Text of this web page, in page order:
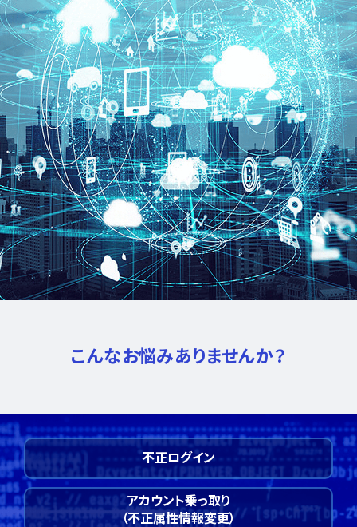
こんなお悩みありませんか？
不正ログイン
アカウント乗っ取り
（不正属性情報変更）